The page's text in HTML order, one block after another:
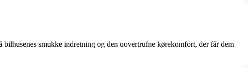
smukke indretning og den uovertrufne kørekomfort, der får dem